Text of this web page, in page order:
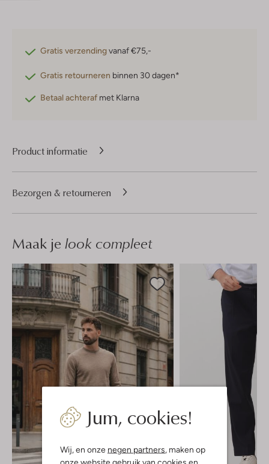
Jum, cookies!
Wij, en onze negen partners, maken op
onze website gebruik van cookies en
Gratis verzendingvanaf €75,-
Gratis retourneren binnen 30 dagen*
Betaal achteraf met Klarna
Product informatie
Bezorgen & retourneren
Maak je look compleet